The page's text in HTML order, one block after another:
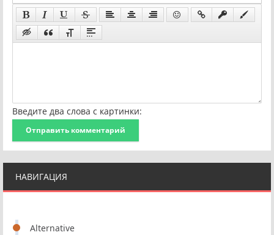
НАВИГАЦИЯ
Alternative
Введите два слова с картинки:
Отправить комментарий